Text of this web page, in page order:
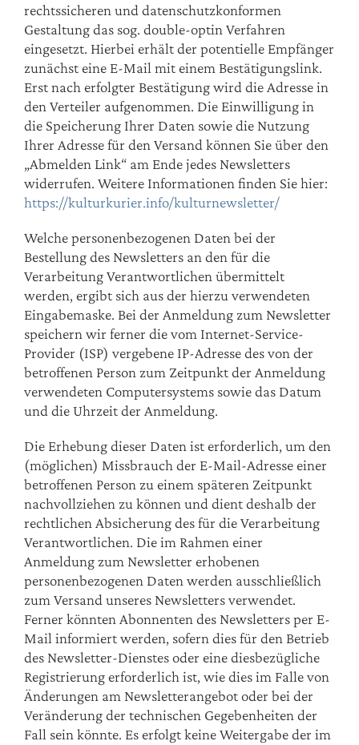
rechtssicheren und datenschutzkonformen
Gestaltung das sog. double-optin Verfahren
eingesetzt. Hierbei erhält der potentielle Empfänger
zunächst eine E-Mail mit einem Bestätigungslink.
Erst nach erfolgter Bestätigung wird die Adresse in
den Verteiler aufgenommen. Die Einwilligung in
die Speicherung Ihrer Daten sowie die Nutzung
Ihrer Adresse für den Versand können Sie über den
„Abmelden Link“ am Ende jedes Newsletters
widerrufen. Weitere Informationen finden Sie hier:
https://kulturkurier.info/kulturnewsletter/
​Welche personenbezogenen Daten bei der
Bestellung des Newsletters an den für die
Verarbeitung Verantwortlichen übermittelt
werden, ergibt sich aus der hierzu verwendeten
Eingabemaske. Bei der Anmeldung zum Newsletter
speichern wir ferner die vom Internet-Service-
Provider (ISP) vergebene IP-Adresse des von der
betroffenen Person zum Zeitpunkt der Anmeldung
verwendeten Computersystems sowie das Datum
und die Uhrzeit der Anmeldung.
Die Erhebung dieser Daten ist erforderlich, um den
(möglichen) Missbrauch der E-Mail-Adresse einer
betroffenen Person zu einem späteren Zeitpunkt
nachvollziehen zu können und dient deshalb der
rechtlichen Absicherung des für die Verarbeitung
Verantwortlichen. Die im Rahmen einer
Anmeldung zum Newsletter erhobenen
personenbezogenen Daten werden ausschließlich
zum Versand unseres Newsletters verwendet.
Ferner könnten Abonnenten des Newsletters per E-
Mail informiert werden, sofern dies für den Betrieb
des Newsletter-Dienstes oder eine diesbezügliche
Registrierung erforderlich ist, wie dies im Falle von
Änderungen am Newsletterangebot oder bei der
Veränderung der technischen Gegebenheiten der
Fall sein könnte. Es erfolgt keine Weitergabe der im